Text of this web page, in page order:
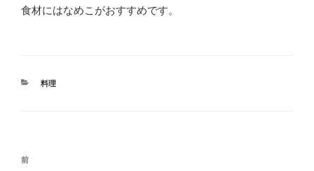
食材にはなめこがおすすめです。
カ
料理
投
前
前